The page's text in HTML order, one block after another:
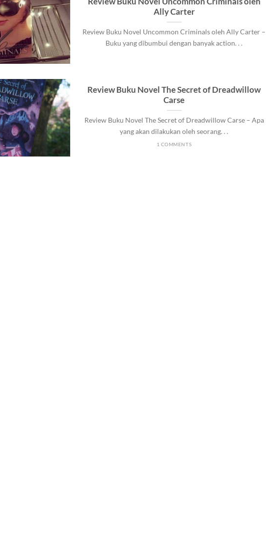
Ally Carter
Review Buku Novel Uncommon Criminals oleh Ally Carter –
Buku yang dibumbui dengan banyak action. . .
Review Buku Novel The Secret of Dreadwillow
Carse
Review Buku Novel The Secret of Dreadwillow Carse – Apa
yang akan dilakukan oleh seorang. . .
1 COMMENTS